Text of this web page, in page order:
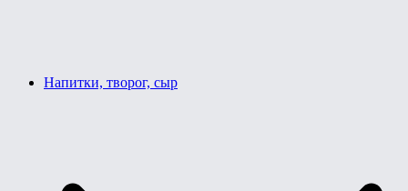
Напитки, творог, сыр